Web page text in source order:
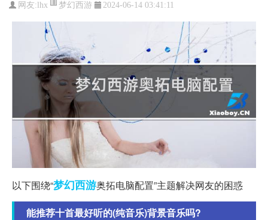
网友: lhx 梦幻西游 2024-06-14 03:41:11
以下围绕“梦幻西游奥拓电脑配置”主题解决网友的困惑
能推荐十首最好听的(纯音乐)背景音乐吗?